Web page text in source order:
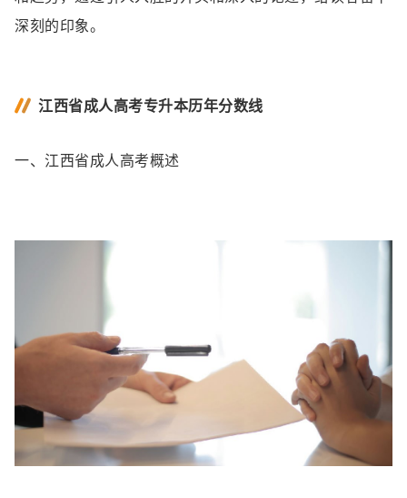
深刻的印象。
江西省成人高考专升本历年分数线
一、江西省成人高考概述